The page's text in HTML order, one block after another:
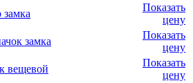
Показать
цену
замка
Показать
цену
вещевой
Показать
цену